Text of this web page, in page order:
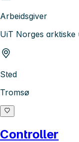
Arbeidsgiver
UiT Norges arktiske
Sted
Tromsø
Controller